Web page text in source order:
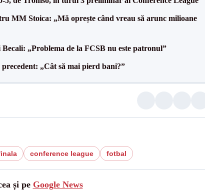
MM Stoica: „Mă oprește când vreau să arunc milioane
„Problema de la FCSB nu este patronul”
„Cât să mai pierd bani?”
conference league fotbal
și pe Google News